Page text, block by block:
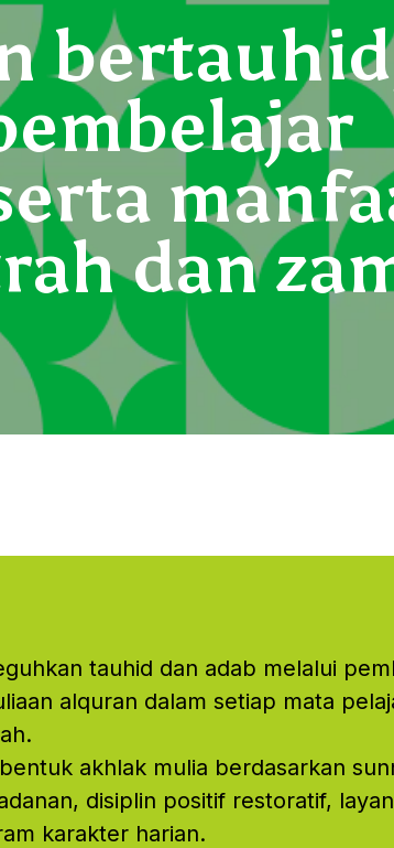
dan
tauhid dan adab melalui
alquran dalam setiap mata
akhlak mulia berdasarkan
disiplin positif restoratif,
karakter harian.